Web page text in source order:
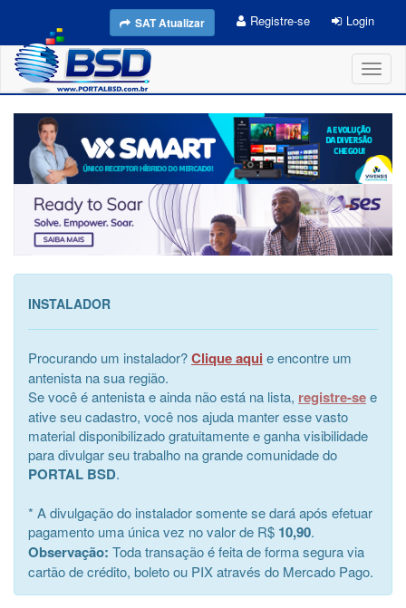
SAT Atualizar Registre-se Login
INSTALADOR
Procurando um instalador?Clique aqui e encontre um
antenista na sua região.
Se você é antenista e ainda não está na lista, registre-see
ative seu cadastro, você nos ajuda manter esse vasto
material disponibilizado gratuitamente e ganha visibilidade
para divulgar seu trabalho na grande comunidade do
PORTAL BSD.
* A divulgação do instalador somente se dará após efetuar
pagamento uma única vez no valor de R$ 10,90.
Observação: Toda transação é feita de forma segura via
cartão de crédito, boleto ou PIX através do Mercado Pago.